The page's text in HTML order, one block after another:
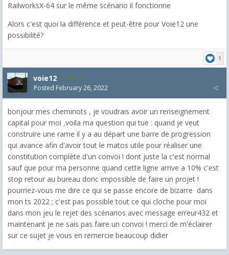
RailworksX-64 sur le même scénario il fonctionne
Alors c'est quoi la différence et peut-être pour Voie12 une
possibilité?
1
voie12 515
Posted February 26, 2022
bonjour mes cheminots , je voudrais avoir un renseignement
capital pour moi ,voila ma question qui tue : quand je veut
construire une rame il y a au départ une barre de progression
qui avance afin d'avoir tout le matos utile pour réaliser une
constitution complète d'un convoi ! dont juste la c'est normal
sauf que pour ma personne quand cette ligne arrive a 10% c'est
stop retour au bureau donc impossible de faire un projet !
pourriez-vous me dire ce qui se passe encore de bizarre dans
mon ts 2022 ; c'est pas possible tout ce qui cloche pour moi
dans mon jeu le rejet des scénarios avec message erreur432 et
maintenant je ne sais pas faire un convoi ! merci de m'éclairer
sur ce sujet je vous en remercie beaucoup didier